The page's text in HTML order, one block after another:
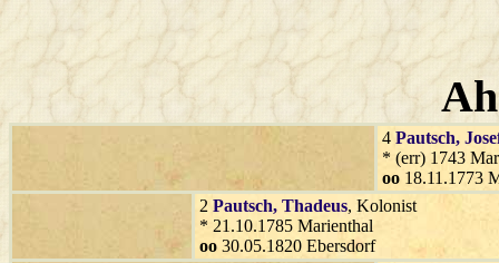
4 Pautsch,
* (err) 1743
oo 18.11.1773
2 Pautsch, Thadeus, Kolonist
* 21.10.1785 Marienthal
oo 30.05.1820 Ebersdorf